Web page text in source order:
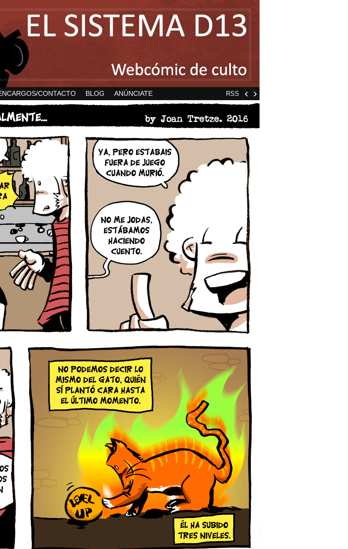
RSS ‹ ›
CONTACTO BLOG ANÚNCIATE